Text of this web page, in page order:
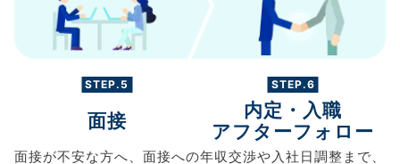
STEP.5
面接
面接が不安な方へ、 面接への
STEP.6
内定・入職
アフターフォロー
年収交渉や入社日調整まで、